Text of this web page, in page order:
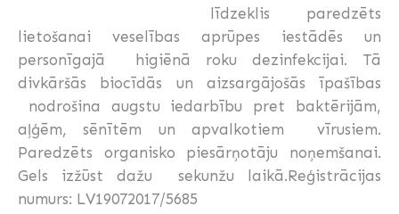
līdzeklis paredzēts
lietošanai veselības aprūpes iestādēs un
personīgajā higiēnā roku dezinfekcijai. Tā
divkāršās biocīdās un aizsargājošās īpašības
nodrošina augstu iedarbību pret baktērijām,
aļģēm, sēnītēm un apvalkotiem vīrusiem.
Paredzēts organisko piesārņotāju noņemšanai.
Gels izžūst dažu sekunžu laikā.Reģistrācijas
numurs: LV19072017/5685